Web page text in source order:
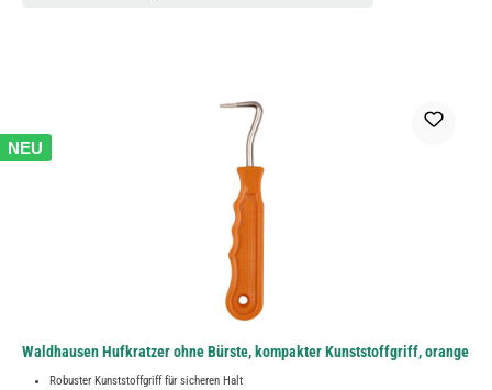
NEU
Waldhausen Hufkratzer ohne Bürste, kompakter Kunststoffgriff, orange
Robuster Kunststoffgriff für sicheren Halt